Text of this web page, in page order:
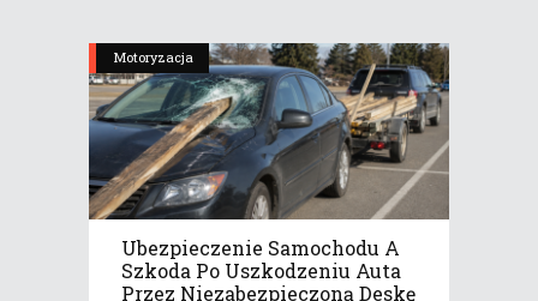
Motoryzacja
Ubezpieczenie Samochodu A
Szkoda Po Uszkodzeniu Auta
Przez Niezabezpieczoną Deskę